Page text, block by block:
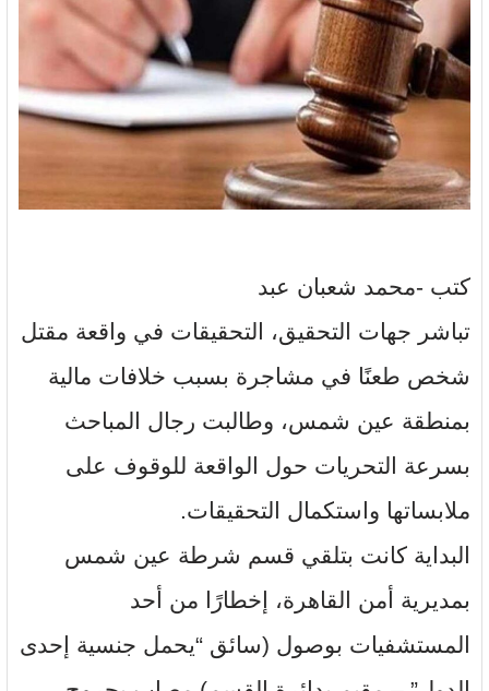
كتب -محمد شعبان عبد
تباشر جهات التحقيق، التحقيقات في واقعة مقتل
شخص طعنًا في مشاجرة بسبب خلافات مالية
بمنطقة عين شمس، وطالبت رجال المباحث
بسرعة التحريات حول الواقعة للوقوف على
ملابساتها واستكمال التحقيقات.
البداية كانت بتلقي قسم شرطة عين شمس
بمديرية أمن القاهرة، إخطارًا من أحد
المستشفيات بوصول (سائق “يحمل جنسية إحدى